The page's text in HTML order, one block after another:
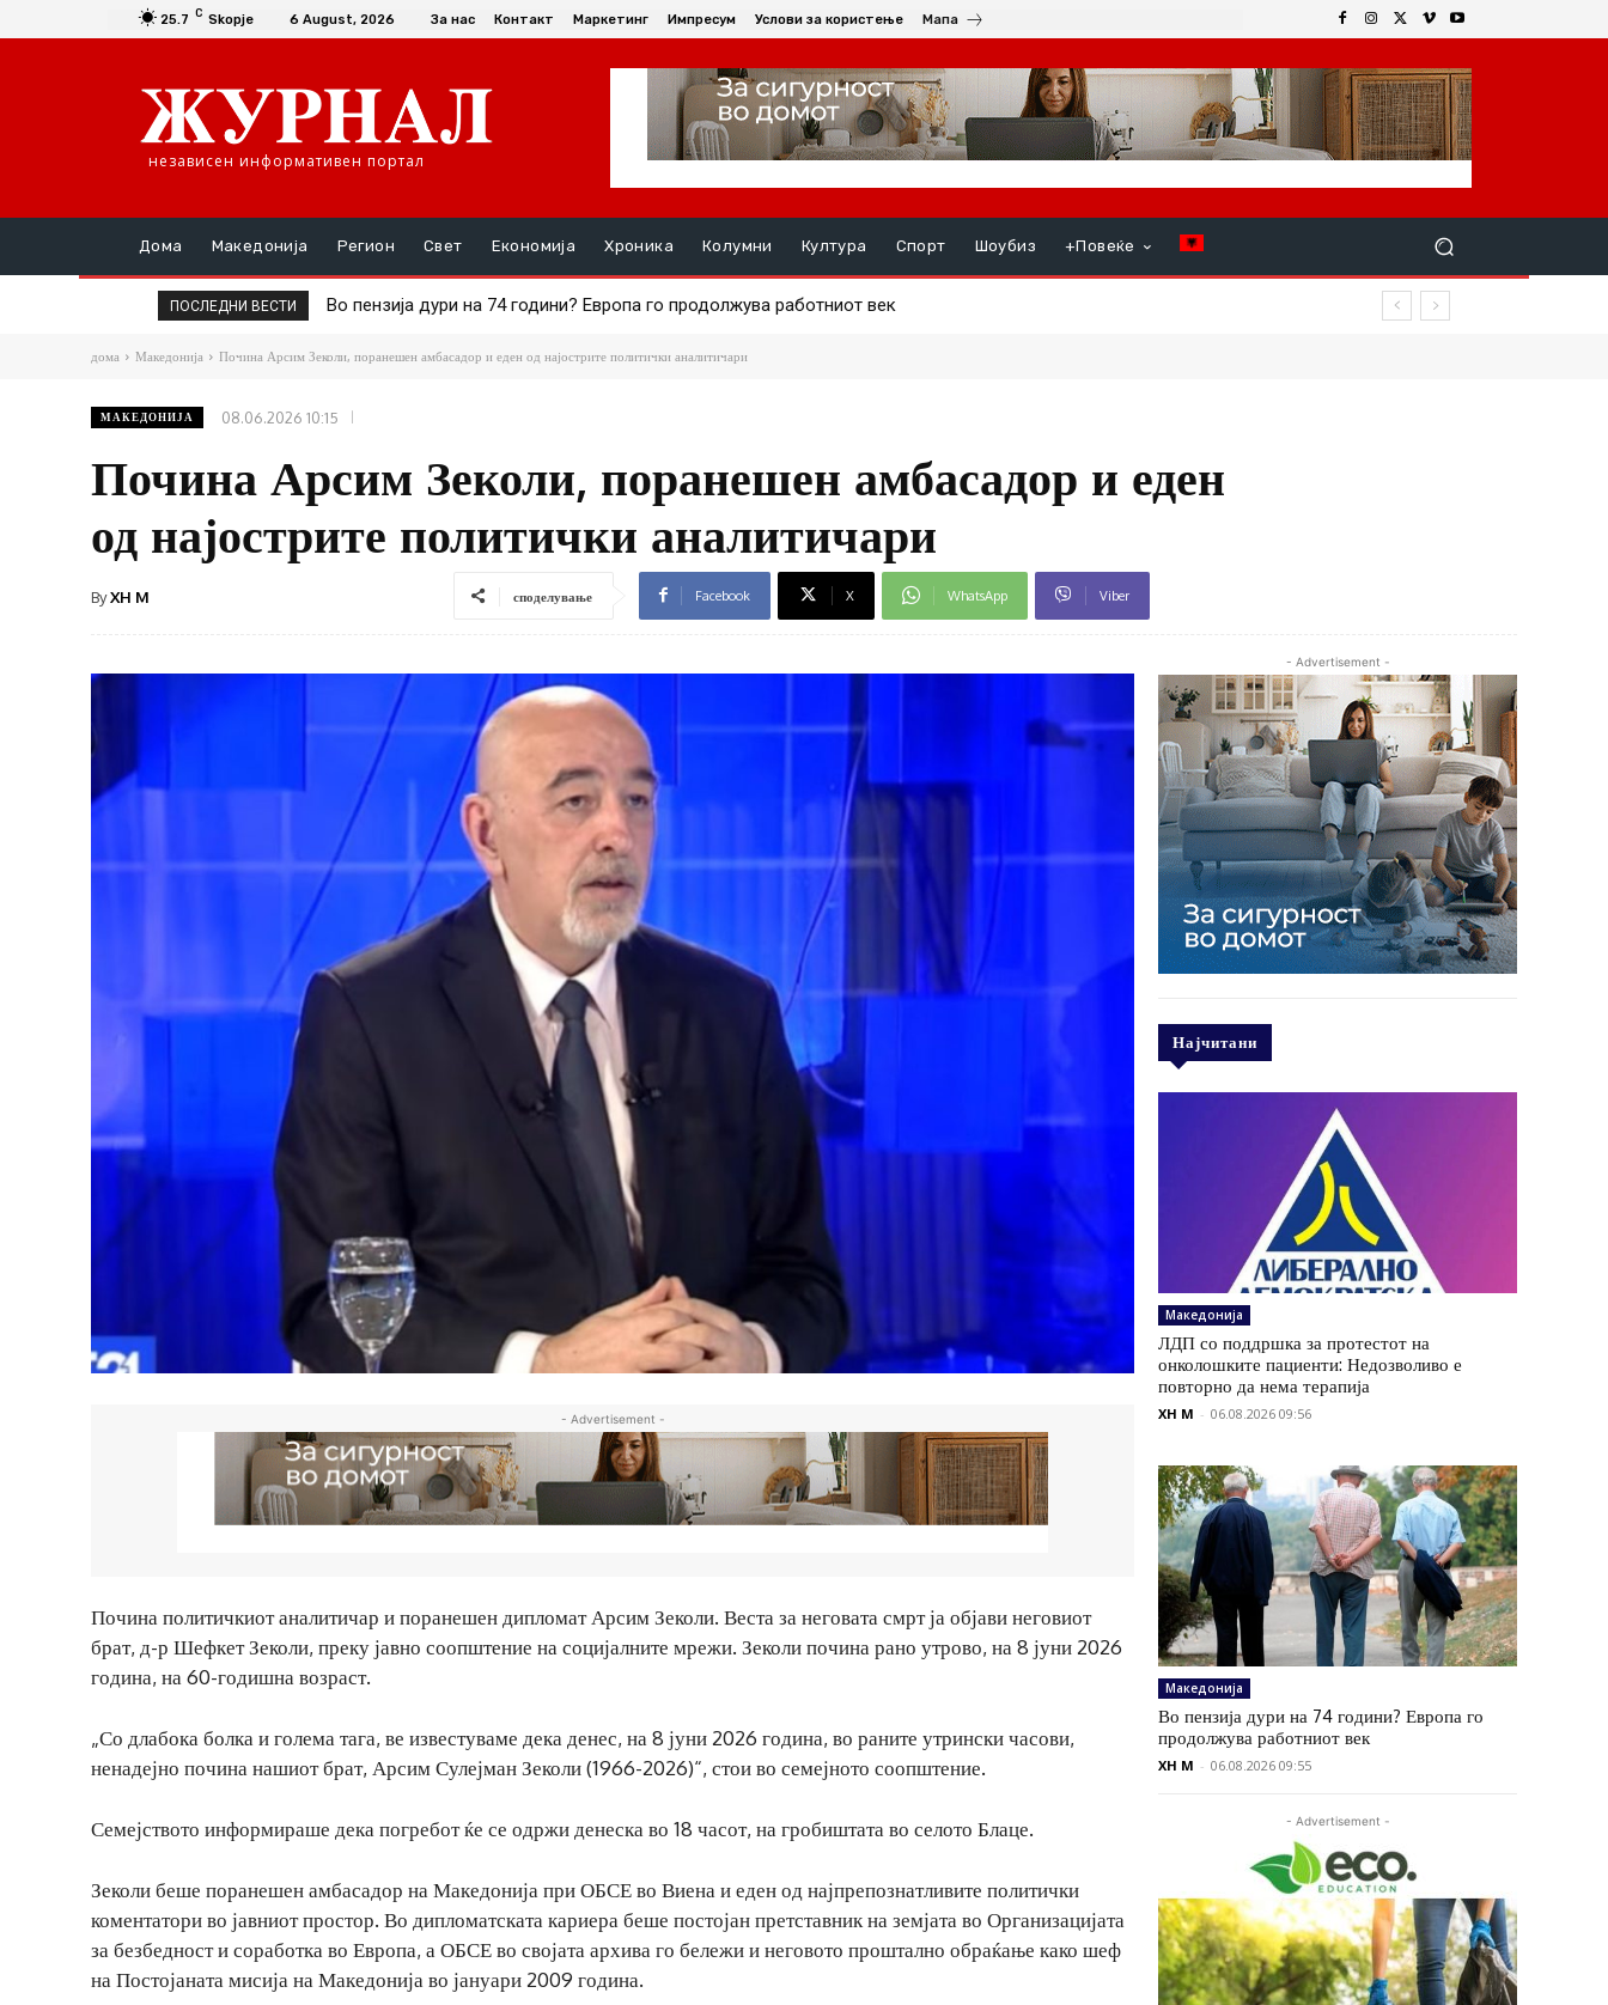
25.7 C Skopje 6 August, 2026 За нас Контакт Маркетинг Импресум Услови за користење Мапа
независен информативен портал
Дома Македонија Регион Свет Економија Хроника Колумни Култура Спорт Шоубиз +Повеќе
ПОСЛЕДНИ ВЕСТИ Рачна бомба експлодирала пред зграда во Белград – оштетени автомобили и локали
дома Македонија Почина Арсим Зеколи, поранешен амбасадор и еден од најострите политички аналитичари
МАКЕДОНИЈА 08.06.2026 10:15
Почина Арсим Зеколи, поранешен амбасадор и еден
од најострите политички аналитичари
ByXH M споделување Facebook X WhatsApp Viber
- Advertisement -
Почина политичкиот аналитичар и поранешен дипломат Арсим Зеколи. Веста за неговата смрт ја објави неговиот
брат, д-р Шефкет Зеколи, преку јавно соопштение на социјалните мрежи. Зеколи почина рано утрово, на 8 јуни 2026
година, на 60-годишна возраст.
„Со длабока болка и голема тага, ве известуваме дека денес, на 8 јуни 2026 година, во раните утрински часови,
ненадејно почина нашиот брат, Арсим Сулејман Зеколи (1966-2026)“, стои во семејното соопштение.
Семејството информираше дека погребот ќе се одржи денеска во 18 часот, на гробиштата во селото Блаце.
Зеколи беше поранешен амбасадор на Македонија при ОБСЕ во Виена и еден од најпрепознатливите политички
коментатори во јавниот простор. Во дипломатската кариера беше постојан претставник на земјата во Организацијата
за безбедност и соработка во Европа, а ОБСЕ во својата архива го бележи и неговото проштално обраќање како шеф
на Постојаната мисија на Македонија во јануари 2009 година.
- Advertisement -
Најчитани
Македонија
ЛДП со поддршка за протестот на
онколошките пациенти: Недозволиво е
повторно да нема терапија
XH M - 06.08.2026 09:56
Македонија
Во пензија дури на 74 години? Европа го
продолжува работниот век
XH M - 06.08.2026 09:55
- Advertisement -